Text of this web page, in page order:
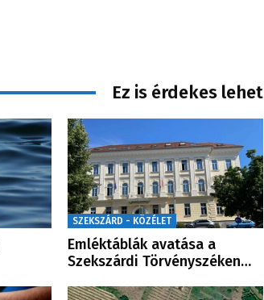
Ez is érdekes lehet
SZEKSZÁRD - KÖZÉLET
Emléktáblák avatása a
Szekszárdi Törvényszéken…